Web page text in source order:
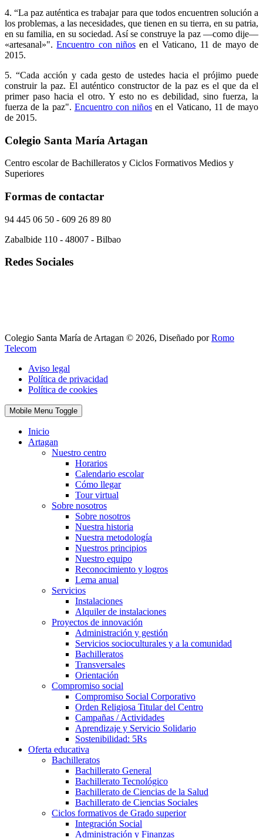
4. “La paz auténtica es trabajar para que todos encuentren solución a
los problemas, a las necesidades, que tienen en su tierra, en su patria,
en su familia, en su sociedad. Así se construye la paz —como dije—
«artesanal»".Encuentro con niñosen el Vaticano, 11 de mayo de
2015.
5. “Cada acción y cada gesto de ustedes hacia el prójimo puede
construir la paz. El auténtico constructor de la paz es el que da el
primer paso hacia el otro. Y esto no es debilidad, sino fuerza, la
fuerza de la paz". Encuentro con niños en el Vaticano, 11 de mayo
de 2015.
Colegio Santa María Artagan
Centro escolar de Bachilleratos y Ciclos Formativos Medios y
Superiores
Formas de contactar
94 445 06 50 - 609 26 89 80
Zabalbide 110 - 48007 - Bilbao
Redes Sociales
Colegio Santa María de Artagan © 2026, Diseñado porRomo
Telecom
Aviso legal
Política de privacidad
Política de cookies
Mobile Menu Toggle
Inicio
Artagan
Nuestro centro
Horarios
Calendario escolar
Cómo llegar
Tour virtual
Sobre nosotros
Sobre nosotros
Nuestra historia
Nuestra metodología
Nuestros principios
Nuestro equipo
Reconocimiento y logros
Lema anual
Servicios
Instalaciones
Alquiler de instalaciones
Proyectos de innovación
Administración y gestión
Servicios socioculturales y a la comunidad
Bachilleratos
Transversales
Orientación
Compromiso social
Compromiso Social Corporativo
Orden Religiosa Titular del Centro
Campañas / Actividades
Aprendizaje y Servicio Solidario
Sostenibilidad: 5Rs
Oferta educativa
Bachilleratos
Bachillerato General
Bachillerato Tecnológico
Bachillerato de Ciencias de la Salud
Bachillerato de Ciencias Sociales
Ciclos formativos de Grado superior
Integración Social
Administración y Finanzas